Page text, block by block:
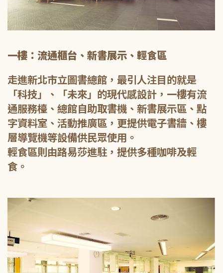
一樓：流通櫃台、新書展示、輕食區
走進新北市立圖書總館，最引人注目的就是
「科技」、「未來」的現代感設計，一樓有流
通服務檯、總館自助取書機、新書展示區、點
字資料室、活動推廣區，更提供電子書牆、樓
層導覽機等設備供民眾使用。
輕食區則由路易莎進駐，提供多種咖啡及輕
食。